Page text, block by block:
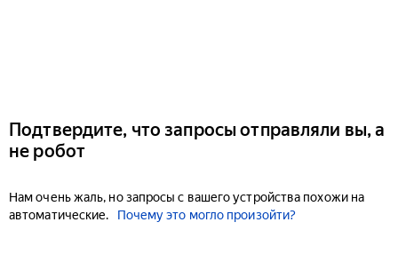
Подтвердите, что запросы отправляли вы, а
не робот
Нам очень жаль, но запросы с вашего устройства похожи на
автоматические.
Почему это могло произойти?